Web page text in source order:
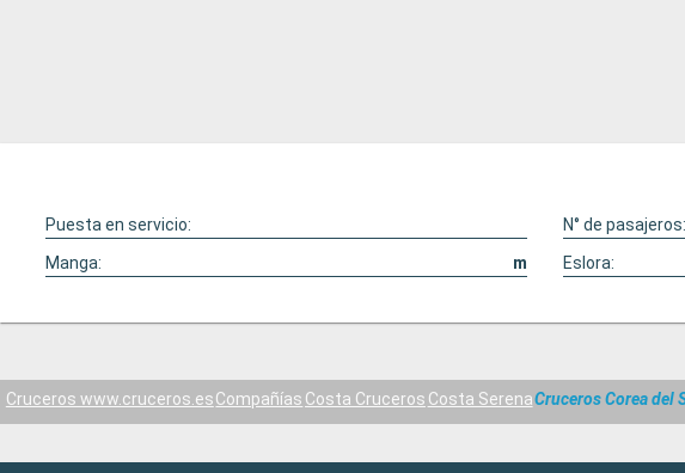
Puesta en servicio: N° de pasajeros:
Manga:
m Eslora:
Cruceros www.cruceros.esCompañías Costa Cruceros Costa SerenaCruceros Corea del